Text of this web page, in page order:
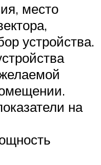
место
устройства.
на